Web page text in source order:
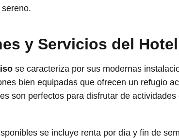
y Servicios del
se caracteriza por sus modernas
bien equipadas que ofrecen un refugio
son perfectos para disfrutar de
se incluye renta por día y fin de